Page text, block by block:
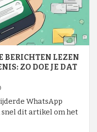
BERICHTEN LEZEN
ZO DOE JE DAT
WhatsApp
snel dit artikel om het